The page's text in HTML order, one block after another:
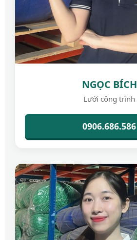
NGỌC BÍCH
Lưới công trình
0906.686.586